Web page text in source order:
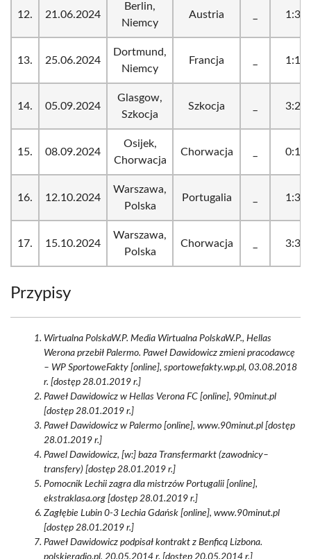
12. 21.06.2024
Berlin,
Niemcy
Austria 1:3
13. 25.06.2024
Dortmund,
Niemcy
Francja 1:1
14. 05.09.2024
Glasgow,
Szkocja
Szkocja 3:2
15. 08.09.2024
Osijek,
Chorwacja
Chorwacja 0:1
16. 12.10.2024
Warszawa,
Polska
Portugalia 1:3
17. 15.10.2024
Warszawa,
Polska
Chorwacja 3:3
Przypisy
Wirtualna PolskaW.P. Media Wirtualna PolskaW.P., Hellas
Werona przebił Palermo. Paweł Dawidowicz zmieni pracodawcę
– WP SportoweFakty [online], sportowefakty.wp.pl, 03.08.2018
r. [dostęp 28.01.2019 r.]
Paweł Dawidowicz w Hellas Verona FC [online], 90minut.pl
[dostęp 28.01.2019 r.]
Paweł Dawidowicz w Palermo [online], www.90minut.pl [dostęp
28.01.2019 r.]
Pawel Dawidowicz, [w:] baza Transfermarkt (zawodnicy–
transfery) [dostęp 28.01.2019 r.]
Pomocnik Lechii zagra dla mistrzów Portugalii [online],
ekstraklasa.org [dostęp 28.01.2019 r.]
Zagłębie Lubin 0-3 Lechia Gdańsk [online], www.90minut.pl
[dostęp 28.01.2019 r.]
Paweł Dawidowicz podpisał kontrakt z Benficą Lizbona.
polskieradio.pl, 20.05.2014 r. [dostęp 20.05.2014 r.]